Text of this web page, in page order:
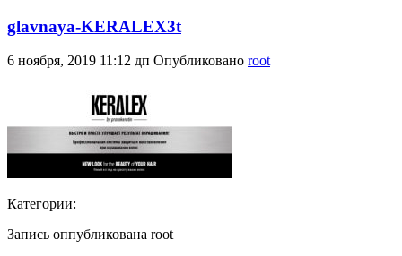
glavnaya-KERALEX3t
6 ноября, 2019 11:12 дп Опубликовано root
Категории:
Запись оппубликована root